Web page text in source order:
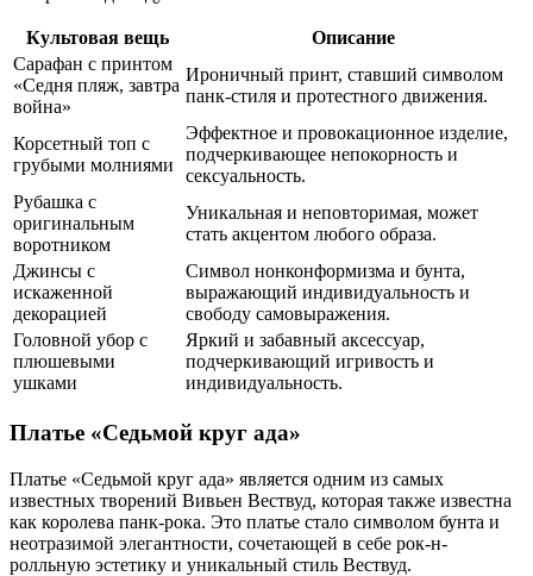
Культовая вещь
Описание
Сарафан с принтом
«Седня пляж, завтра
война»
Ироничный принт, ставший символом
панк-стиля и протестного движения.
Корсетный топ с
грубыми молниями
Эффектное и провокационное изделие,
подчеркивающее непокорность и
сексуальность.
Рубашка с
оригинальным
воротником
Уникальная и неповторимая, может
стать акцентом любого образа.
Джинсы с
искаженной
декорацией
Символ нонконформизма и бунта,
выражающий индивидуальность и
свободу самовыражения.
Головной убор с
плюшевыми
ушками
Яркий и забавный аксессуар,
подчеркивающий игривость и
индивидуальность.
Платье «Седьмой круг ада»
Платье «Седьмой круг ада» является одним из самых
известных творений Вивьен Вествуд, которая также известна
как королева панк-рока. Это платье стало символом бунта и
неотразимой элегантности, сочетающей в себе рок-н-
ролльную эстетику и уникальный стиль Вествуд.